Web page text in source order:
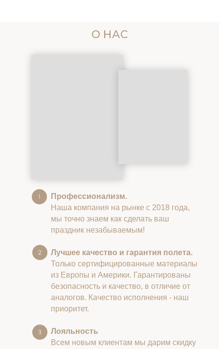
О НАС
Профессионализм.
Наша компания на рынке с 2018 года,
мы точно знаем как сделать ваш
праздник незабываемым!
Лучшее качество и гарантия полета.
Только сертифицированные материалы
из Европы и Америки. Гарантированы
безопасность и качество, в отличие от
аналогов. Качество исполнения - наш
приоритет.
Лояльность
Всем новым клиентам мы дарим скидку